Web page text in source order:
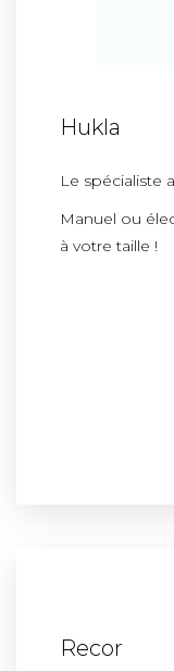
Hukla
Le spécialiste
Manuel ou
à votre taille !
Recor